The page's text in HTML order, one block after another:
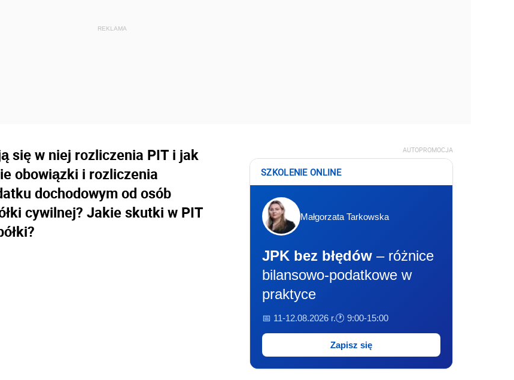
się w niej rozliczenia PIT i jak
obowiązki i rozliczenia
dochodowym od osób
cywilnej? Jakie skutki w PIT
AUTOPROMOCJA
SZKOLENIE ONLINE
Małgorzata Tarkowska
JPK bez błędów – różnice
bilansowo-podatkowe w
praktyce
📅 11-12.08.2026 r.🕐 9:00-15:00
Zapisz się